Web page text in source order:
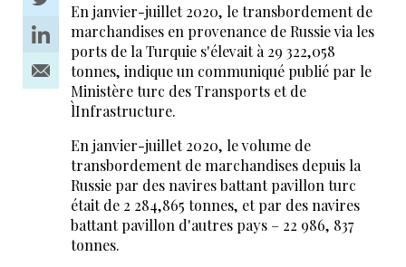
En janvier-juillet 2020, le transbordement de
marchandises en provenance de Russie via les
ports de la Turquie s'élevait à 29 322,058
tonnes, indique un communiqué publié par le
Ministère turc des Transports et de
l`Infrastructure.
En janvier-juillet 2020, le volume de
transbordement de marchandises depuis la
Russie par des navires battant pavillon turc
était de 2 284,865 tonnes, et par des navires
battant pavillon d'autres pays – 22 986, 837
tonnes.